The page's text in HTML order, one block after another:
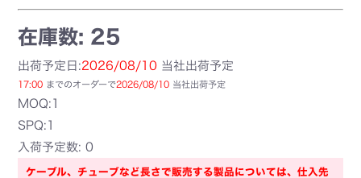
在庫数: 25
出荷予定日:2026/08/10 当社出荷予定
17:00 までのオーダーで2026/08/10 当社出荷予定
MOQ:1
SPQ:1
入荷予定数: 0
ケーブル、チューブなど長さで販売する製品については、仕入先